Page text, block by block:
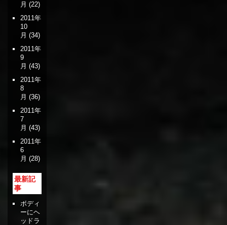
月 (22)
2011年
10
月 (34)
2011年
9
月 (43)
2011年
8
月 (36)
2011年
7
月 (43)
2011年
6
月 (28)
最新記
事
ボディ
ーにヘ
ッドラ